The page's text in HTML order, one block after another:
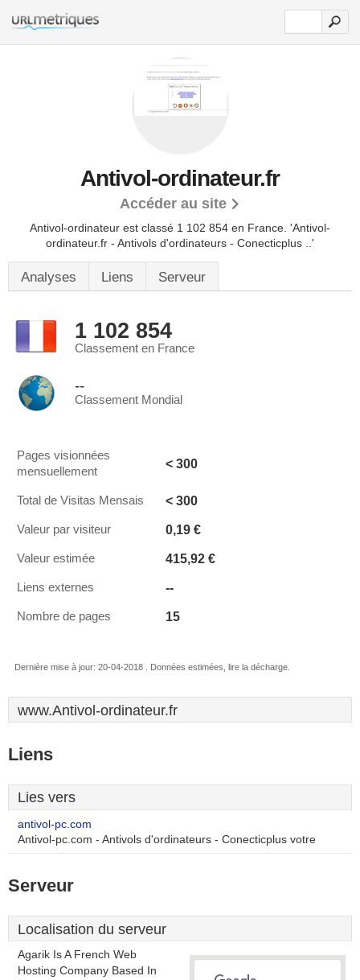
Antivol-ordinateur.fr
Accéder au site
Antivol-ordinateur est classé 1 102 854 en France. 'Antivol-
ordinateur.fr - Antivols d'ordinateurs - Conecticplus ..'
Analyses Liens Serveur
1 102 854
Classement en France
--
Classement Mondial
Pages visionnées
mensuellement
< 300
Total de Visitas Mensais < 300
Valeur par visiteur 0,19 €
Valeur estimée 415,92 €
Liens externes --
Nombre de pages 15
Dernière mise à jour: 20-04-2018 . Données estimées, lire la décharge.
www.Antivol-ordinateur.fr
Liens
Lies vers
antivol-pc.com
Antivol-pc.com - Antivols d'ordinateurs - Conecticplus votre
Serveur
Localisation du serveur
Agarik Is A French Web
Hosting Company Based In